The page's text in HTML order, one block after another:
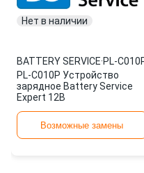
Нет в наличии
BATTERY SERVICE·PL-
PL-C010P Устройство
зарядное Battery Service
Expert 12В
Возможные замены